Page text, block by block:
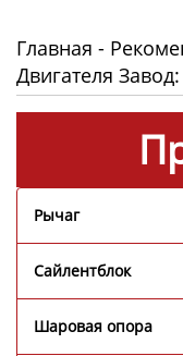
Главная -
Двигателя
Рычаг
Сайлентблок
Шаровая опора